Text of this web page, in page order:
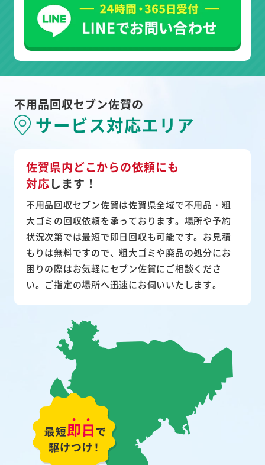
不用品回収セブン佐賀の
サービス対応エリア
佐賀県内どこからの依頼にも
対応します！
不用品回収セブン佐賀は佐賀県全域で不用品・粗
大ゴミの回収依頼を承っております。場所や予約
状況次第では最短で即日回収も可能です。お見積
もりは無料ですので、粗大ゴミや廃品の処分にお
困りの際はお気軽にセブン佐賀にご相談くださ
い。ご指定の場所へ迅速にお伺いいたします。